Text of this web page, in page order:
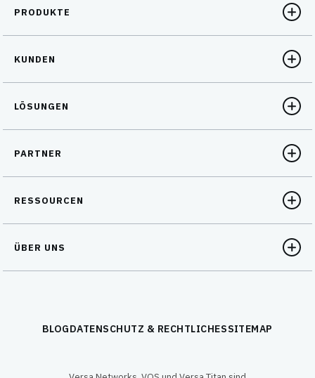
PRODUKTE
KUNDEN
LÖSUNGEN
PARTNER
RESSOURCEN
ÜBER UNS
BLOGDATENSCHUTZ & RECHTLICHESSITEMAP